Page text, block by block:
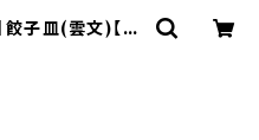
餃子皿(雲文)【C